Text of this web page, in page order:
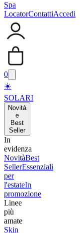
Spa
LocatorContattiAccedi
0
☀️
SOLARI
Novità
e
Best
Seller
In
evidenza
NovitàBest
SellerEssenziali
per
l'estateIn
promozione
Linee
più
amate
Skin